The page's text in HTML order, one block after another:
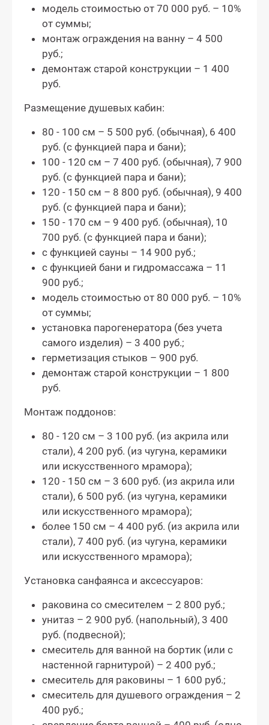
модель стоимостью от 70 000 руб. – 10%
от суммы;
монтаж ограждения на ванну – 4 500
руб.;
демонтаж старой конструкции – 1 400
руб.
Размещение душевых кабин:
80 - 100 см – 5 500 руб. (обычная), 6 400
руб. (с функцией пара и бани);
100 - 120 см – 7 400 руб. (обычная), 7 900
руб. (с функцией пара и бани);
120 - 150 см – 8 800 руб. (обычная), 9 400
руб. (с функцией пара и бани);
150 - 170 см – 9 400 руб. (обычная), 10
700 руб. (с функцией пара и бани);
с функцией сауны – 14 900 руб.;
с функцией бани и гидромассажа – 11
900 руб.;
модель стоимостью от 80 000 руб. – 10%
от суммы;
установка парогенератора (без учета
самого изделия) – 3 400 руб.;
герметизация стыков – 900 руб.
демонтаж старой конструкции – 1 800
руб.
Монтаж поддонов:
80 - 120 см – 3 100 руб. (из акрила или
стали), 4 200 руб. (из чугуна, керамики
или искусственного мрамора);
120 - 150 см – 3 600 руб. (из акрила или
стали), 6 500 руб. (из чугуна, керамики
или искусственного мрамора);
более 150 см – 4 400 руб. (из акрила или
стали), 7 400 руб. (из чугуна, керамики
или искусственного мрамора);
Установка санфаянса и аксессуаров:
раковина со смесителем – 2 800 руб.;
унитаз – 2 900 руб. (напольный), 3 400
руб. (подвесной);
смеситель для ванной на бортик (или с
настенной гарнитурой) – 2 400 руб.;
смеситель для раковины – 1 600 руб.;
смеситель для душевого ограждения – 2
400 руб.;